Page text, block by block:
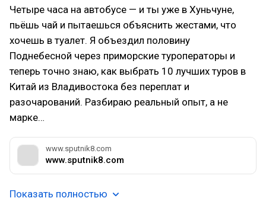
Четыре часа на автобусе — и ты уже в Хуньчуне,
пьёшь чай и пытаешься объяснить жестами, что
хочешь в туалет. Я объездил половину
Поднебесной через приморские туроператоры и
теперь точно знаю, как выбрать 10 лучших туров в
Китай из Владивостока без переплат и
разочарований. Разбираю реальный опыт, а не
марке…
www.sputnik8.com
www.sputnik8.com
Показать полностью